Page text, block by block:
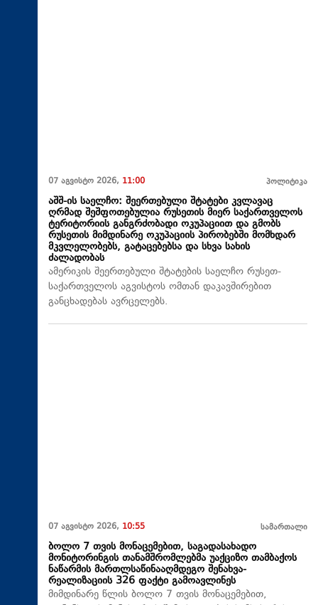
07 აგვისტო 2026, 11:00 პოლიტიკა
აშშ-ის საელჩო: შეერთებული შტატები კვლავაც
ღრმად შეშფოთებულია რუსეთის მიერ საქართველოს
ტერიტორიის განგრძობადი ოკუპაციით და გმობს
რუსეთის მიმდინარე ოკუპაციის პირობებში მომხდარ
მკვლელობებს, გატაცებებსა და სხვა სახის
ძალადობას
ამერიკის შეერთებული შტატების საელჩო რუსეთ-
საქართველოს აგვისტოს ომთან დაკავშირებით
განცხადებას ავრცელებს.
07 აგვისტო 2026, 10:55 სამართალი
ბოლო 7 თვის მონაცემებით, საგადასახადო
მონიტორინგის თანამშრომლებმა უაქციზო თამბაქოს
ნაწარმის მართლსაწინააღმდეგო შენახვა-
რეალიზაციის 326 ფაქტი გამოავლინეს
მიმდინარე წლის ბოლო 7 თვის მონაცემებით,